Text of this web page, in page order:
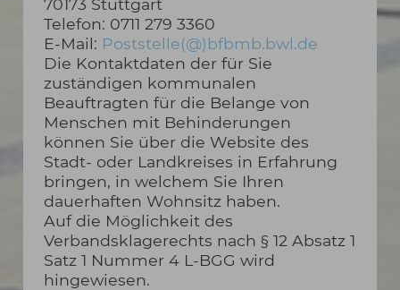
Telefon: 0711 279 3360
E-Mail: Poststelle(@)bfbmb.bwl.de
Die Kontaktdaten der für Sie
zuständigen kommunalen
Beauftragten für die Belange von
Menschen mit Behinderungen
können Sie über die Website des
Stadt- oder Landkreises in Erfahrung
bringen, in welchem Sie Ihren
dauerhaften Wohnsitz haben.
Auf die Möglichkeit des
Verbandsklagerechts nach § 12 Absatz 1
Satz 1 Nummer 4 L-BGG wird
hingewiesen.